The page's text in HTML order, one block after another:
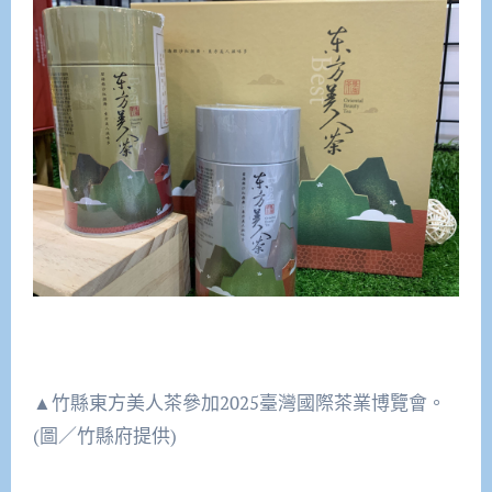
▲竹縣東方美人茶參加2025臺灣國際茶業博覽會。
(圖／竹縣府提供)